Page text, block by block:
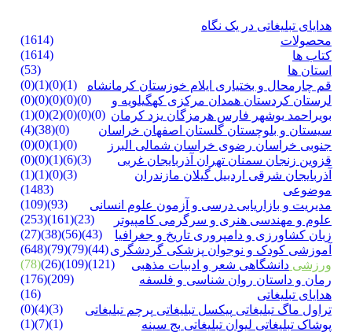
هدایای تبلیغاتی در یک نگاه
محصولات
(1614)
کتاب ها
(1614)
استان ها
(53)
قم
(0) چارمحال و بختیاری (1) ایلام (0) خوزستان (1)
کرمانشاه
(0)
لرستان (0) کردستان (0) همدان (0) مرکزی (0)
کهگیلویه و
بویراحمد
(1) بوشهر (0) فارس (2) هرمزگان (0) یزد (0) کرمان (0)
سیستان و بلوچستان
(4) گلستان (38) اصفهان (0)
خراسان
جنوبی
(0) خراسان رضوی (0) خراسان شمالی (1) البرز
(0)
قزوین
(0) زنجان (0) سمنان (1) تهران (6) آذربایجان غربی
(3)
آذربایجان شرقی
(1) اردبیل (1) گیلان (0) مازندران
(3)
موضوعی
(1483)
مدیریت و بازاریابی
(109) درسی و آزمون (93)
علوم انسانی
(253)
علوم و مهندسی (161) هنری و سرگرمی (23)
کامپیوتر
(27)
زبان (38) کشاورزی و دامپروری (56) تاریخ و جغرافیا
(43)
آموزشی
(648) کودک و نوجوان (79) پزشکی (79) گردشگری(44)
ورزشی
(78) دانشگاهی (26) شعر و ادبیات (109) مذهبی
(121)
رمان و داستان
(176) روان شناسی و فلسفه
(209)
هدایای تبلیغاتی
(16)
تراول ماگ تبلیغاتی
(0) پیکسل تبلیغاتی (4) پرچم تبلیغاتی
(3)
پوشاک تبلیغاتی
(1) لیوان تبلیغاتی (7) بج سینه (1)